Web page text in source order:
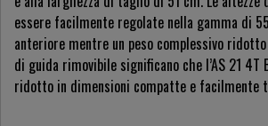
essere facilmente regolate nella gamma di
anteriore mentre un peso complessivo
di guida rimovibile significano che l’AS 21 4T
ridotto in dimensioni compatte e facilmente